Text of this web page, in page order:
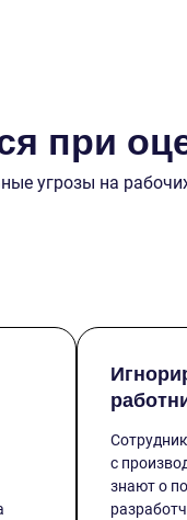
при
угрозы на
с
знают о